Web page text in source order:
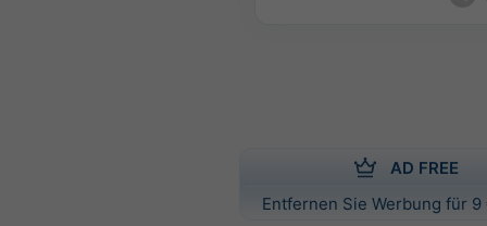
AD FREE
Entfernen Sie Werbung für